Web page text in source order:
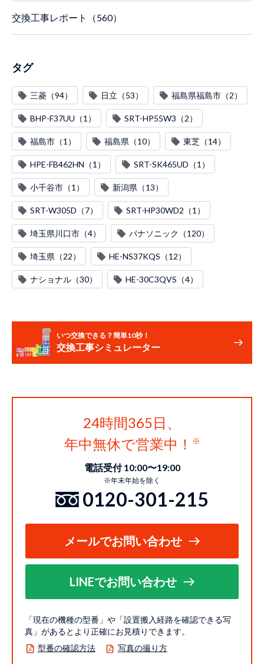
交換工事レポート（560）
タグ
三菱（94） 日立（53） 福島県福島市（2）
BHP-F37UU（1） SRT-HP55W3（2）
福島市（1） 福島県（10） 東芝（14）
HPE-FB462HN（1） SRT-SK465UD（1）
小千谷市（1） 新潟県（13）
SRT-W305D（7） SRT-HP30WD2（1）
埼玉県川口市（4） パナソニック（120）
埼玉県（22） HE-NS37KQS（12）
ナショナル（30） HE-30C3QVS（4）
いつ交換できる？簡単10秒！
交換工事シミュレーター
24時間365日、
年中無休で営業中！
電話受付 10:00〜19:00
※年末年始を除く
0120-301-215
メールでお問い合わせ
LINEでお問い合わせ
「現在の機種の型番」や「設置搬入経路を確認できる写
真」があるとより正確にお見積りできます。
型番の確認方法
写真の撮り方